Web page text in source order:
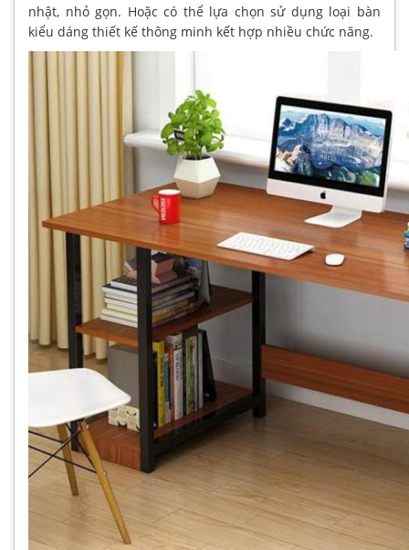
nhật, nhỏ gọn. Hoặc có thể lựa chọn sử dụng loại bàn
kiểu dáng thiết kế thông minh kết hợp nhiều chức năng.